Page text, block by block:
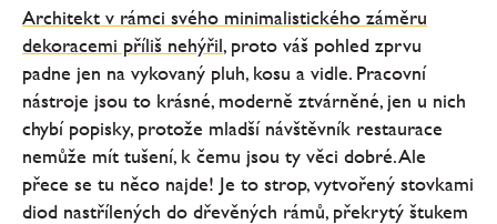
Architekt v rámci svého minimalistického záměru
dekoracemi příliš nehýřil, proto váš pohled zprvu
padne jen na vykovaný pluh, kosu a vidle. Pracovní
nástroje jsou to krásné, moderně ztvárněné, jen u nich
chybí popisky, protože mladší návštěvník restaurace
nemůže mít tušení, k čemu jsou ty věci dobré. Ale
přece se tu něco najde! Je to strop, vytvořený stovkami
diod nastřílených do dřevěných rámů, překrytý štukem